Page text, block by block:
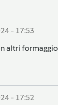
- 17:53
altri formaggio
- 17:52